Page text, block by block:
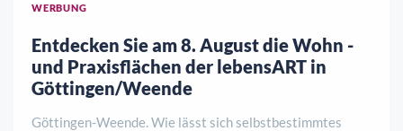
WERBUNG
Entdecken Sie am 8. August die Wohn -
und Praxisflächen der lebensART in
Göttingen/Weende
Göttingen-Weende. Wie lässt sich selbstbestimmtes